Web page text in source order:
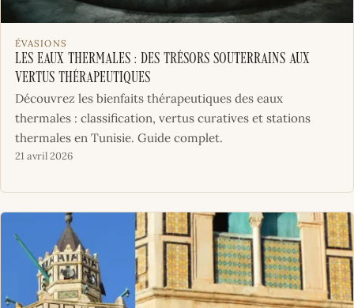
ÉVASIONS
Les eaux thermales : des trésors souterrains aux
vertus thérapeutiques
Découvrez les bienfaits thérapeutiques des eaux
thermales : classification, vertus curatives et stations
thermales en Tunisie. Guide complet.
21 avril 2026